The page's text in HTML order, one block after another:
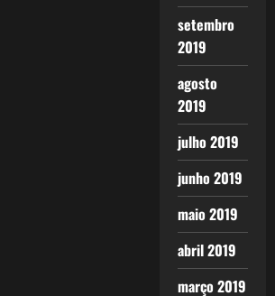
setembro
2019
agosto
2019
julho 2019
junho 2019
maio 2019
abril 2019
março 2019